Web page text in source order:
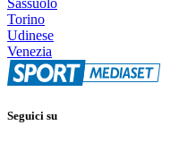
Torino
Udinese
Venezia
Seguici su